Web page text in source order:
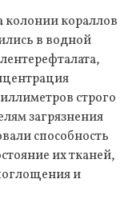
колонии кораллов
в водной
строго
загрязнения
способность
их тканей,
и